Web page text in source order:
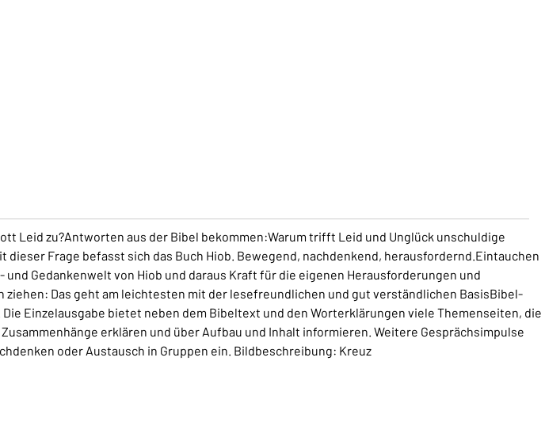
Leid zu?Antworten aus der Bibel bekommen:Warum trifft Leid und Unglück unschuldige
dieser Frage befasst sich das Buch Hiob. Bewegend, nachdenkend, herausfordernd.Eintauchen
und Gedankenwelt von Hiob und daraus Kraft für die eigenen Herausforderungen und
ziehen: Das geht am leichtesten mit der lesefreundlichen und gut verständlichen BasisBibel-
Die Einzelausgabe bietet neben dem Bibeltext und den Worterklärungen viele Themenseiten, die
erklären und über Aufbau und Inhalt informieren. Weitere Gesprächsimpulse
oder Austausch in Gruppen ein. Bildbeschreibung: Kreuz